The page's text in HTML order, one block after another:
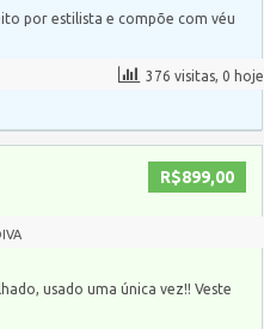
por estilista e compõe com véu
376 visitas, 0 hoje
R$899,00
usado uma única vez!! Veste